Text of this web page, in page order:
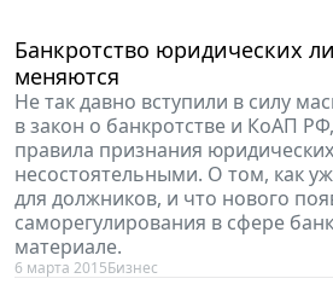
Банкротство юридических
меняются
Не так давно вступили в силу
в закон о банкротстве и КоАП
правила признания
несостоятельными. О том, как
для должников, и что нового
саморегулирования в сфере
материале.
6 марта 2015Бизнес